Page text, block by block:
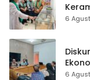
6
6